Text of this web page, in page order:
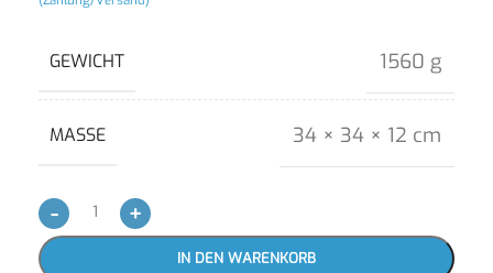
GEWICHT 1560 g
MASSE 34 × 34 × 12 cm
- +
IN DEN WARENKORB